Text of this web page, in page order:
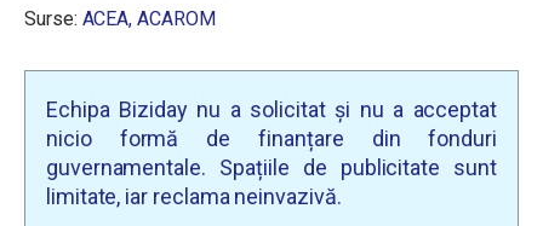
Surse: ACEA, ACAROM
Echipa Biziday nu a solicitat și nu a acceptat
nicio formă de finanțare din fonduri
guvernamentale. Spațiile de publicitate sunt
limitate, iar reclama neinvazivă.